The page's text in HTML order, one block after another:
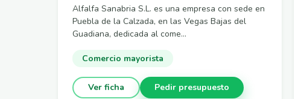
Alfalfa Sanabria S.L. es una empresa con sede en
Puebla de la Calzada, en las Vegas Bajas del
Guadiana, dedicada al come...
Comercio mayorista
Ver ficha Pedir presupuesto